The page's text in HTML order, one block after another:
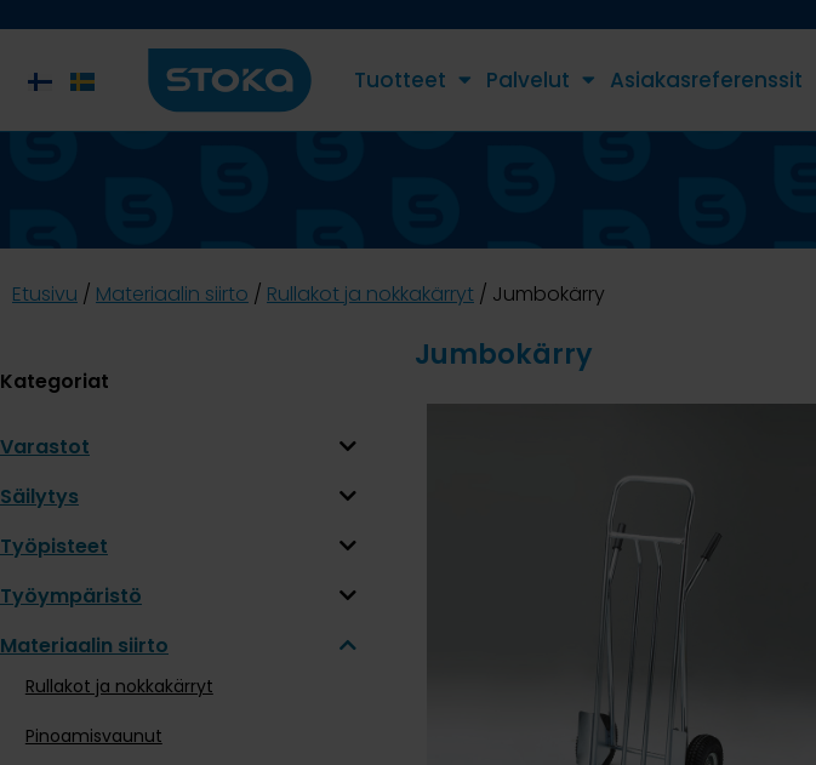
Tuotteet Palvelut Asiakasreferenssit
Etusivu / Materiaalin siirto / Rullakot ja nokkakärryt / Jumbokärry
Kategoriat
Varastot
Säilytys
Työpisteet
Työympäristö
Materiaalin siirto
Rullakot ja nokkakärryt
Pinoamisvaunut
Jumbokärry